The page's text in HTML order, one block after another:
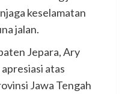
keselamatan
jalan.
Jepara, Ary
atas
Jawa Tengah